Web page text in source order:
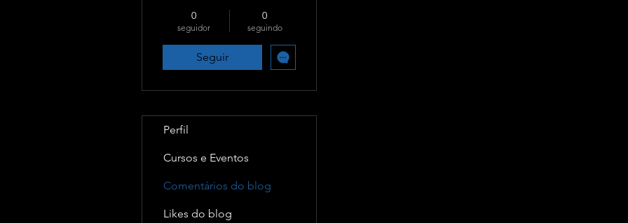
0
seguidor
0
seguindo
Seguir
Perfil
Cursos e Eventos
Comentários do blog
Likes do blog